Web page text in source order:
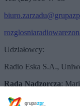
Udziałowcy:
Radio Eska S.A.,
Rada Nadzorcza:
Zarząd: Paweł